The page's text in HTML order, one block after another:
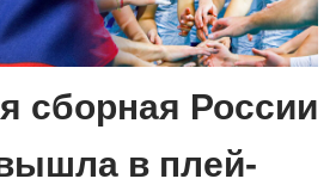
сборная России
в плей-